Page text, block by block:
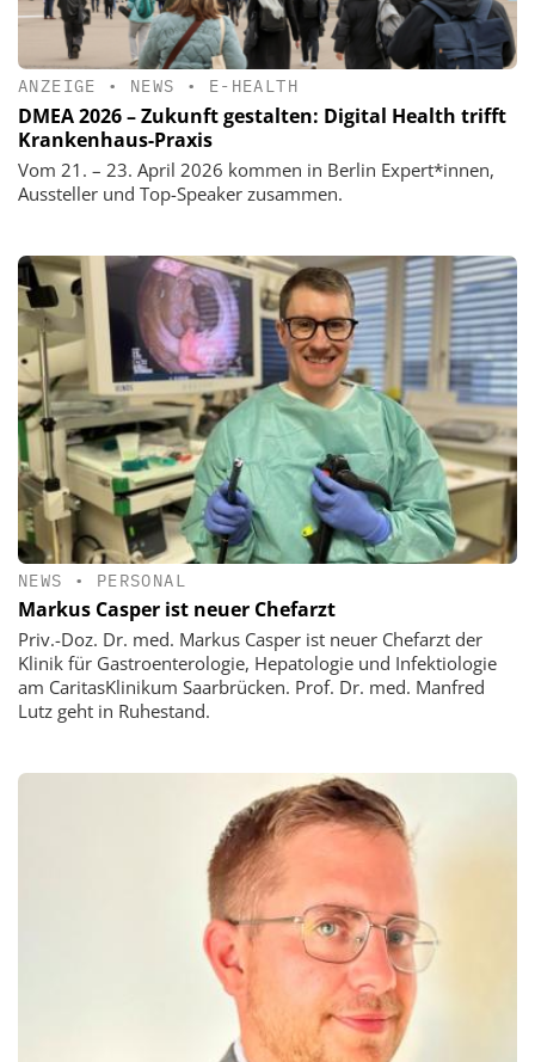
ANZEIGE • NEWS • E-HEALTH
DMEA 2026 – Zukunft gestalten: Digital Health trifft
Krankenhaus-Praxis
Vom 21. – 23. April 2026 kommen in Berlin Expert*innen,
Aussteller und Top-Speaker zusammen.
NEWS • PERSONAL
Markus Casper ist neuer Chefarzt
Priv.-Doz. Dr. med. Markus Casper ist neuer Chefarzt der
Klinik für Gastroenterologie, Hepatologie und Infektiologie
am CaritasKlinikum Saarbrücken. Prof. Dr. med. Manfred
Lutz geht in Ruhestand.